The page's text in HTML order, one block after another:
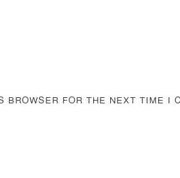
FOR THE NEXT TIME I